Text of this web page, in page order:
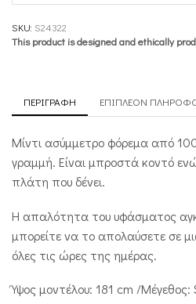
SKU: S24322
This product is designed and ethically
ΠΕΡΙΓΡΑΦΉ ΕΠΙΠΛΈΟΝ
Μίντι ασύμμετρο φόρεμα από
γραμμή. Είναι μπροστά κοντό
πλάτη που δένει.
Η απαλότητα του υφάσματος
μπορείτε να το απολαύσετε σε
όλες τις ώρες της ημέρας.
Ύψος μοντέλου: 181 cm /Μέγεθος: